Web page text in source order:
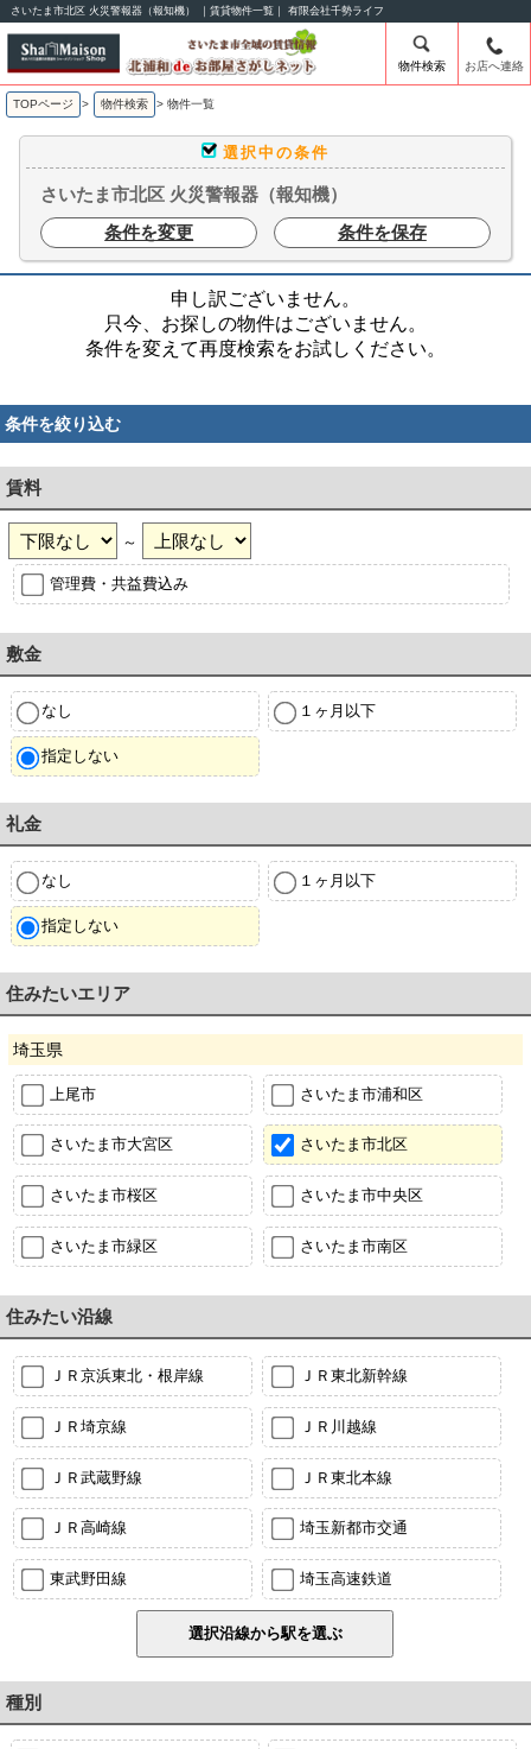
さいたま市北区 火災警報器（報知機） ｜賃貸物件一覧｜ 有限会社千勢ライフ
物件検索 お店へ連絡
TOPページ > 物件検索 > 物件一覧
選択中の条件
さいたま市北区 火災警報器（報知機）
条件を変更
条件を保存
申し訳ございません。
只今、お探しの物件はございません。
条件を変えて再度検索をお試しください。
条件を絞り込む
賃料
～
管理費・共益費込み
敷金
なし １ヶ月以下
指定しない
礼金
なし １ヶ月以下
指定しない
住みたいエリア
埼玉県
上尾市 さいたま市浦和区
さいたま市大宮区 さいたま市北区
さいたま市桜区 さいたま市中央区
さいたま市緑区 さいたま市南区
住みたい沿線
ＪＲ京浜東北・根岸線 ＪＲ東北新幹線
ＪＲ埼京線 ＪＲ川越線
ＪＲ武蔵野線 ＪＲ東北本線
ＪＲ高崎線 埼玉新都市交通
東武野田線 埼玉高速鉄道
種別